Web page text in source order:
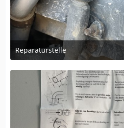
Reparaturstelle
22. August 2024 um 11:24